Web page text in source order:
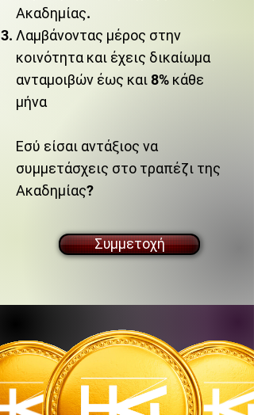
Ακαδημίας.
Λαμβάνοντας μέρος στην
κοινότητα και έχεις δικαίωμα
ανταμοιβών έως και 8% κάθε
μήνα
Εσύ είσαι αντάξιος να
συμμετάσχεις στο τραπέζι της
Ακαδημίας?
Συμμετοχή